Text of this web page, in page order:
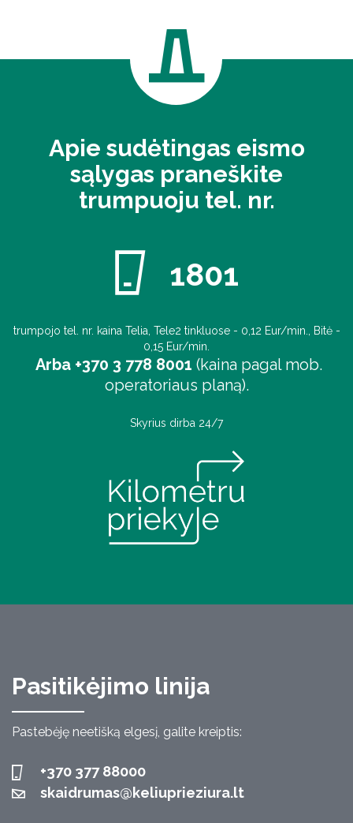
Apie sudėtingas eismo
sąlygas praneškite
trumpuoju tel. nr.
1801
trumpojo tel. nr. kaina Telia, Tele2 tinkluose - 0,12 Eur/min., Bitė -
0,15 Eur/min.
Arba +370 3 778 8001 (kaina pagal mob.
operatoriaus planą).
Skyrius dirba 24/7
Pasitikėjimo linija
Pastebėję neetišką elgesį, galite kreiptis:
+370 377 88000
skaidrumas@keliuprieziura.lt